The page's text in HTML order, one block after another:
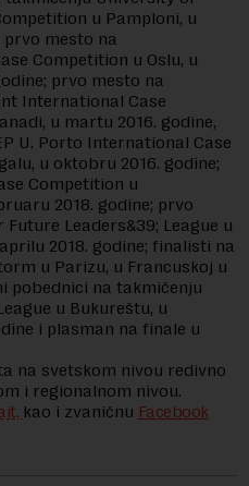
u Pamploni, u
prvo mesto na
Competition u Oslu, u
prvo mesto na
International Case
u martu 2016. godine,
U. Porto International Case
u oktobru 2016. godine;
Competition u
2018. godine; prvo
Leaders&39; League u
2018. godine; finalisti na
u Parizu, u Francuskoj u
pobednici na takmičenju
u Bukureštu, u
i plasman na finale u
na svetskom nivou redivno
i regionalnom nivou.
kao i zvaničnu Facebook